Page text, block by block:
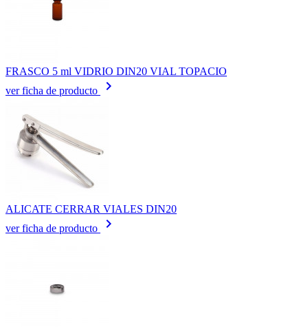
FRASCO 5 ml VIDRIO DIN20 VIAL TOPACIO
ver ficha de producto
keyboard_arrow_right
ALICATE CERRAR VIALES DIN20
ver ficha de producto
keyboard_arrow_right